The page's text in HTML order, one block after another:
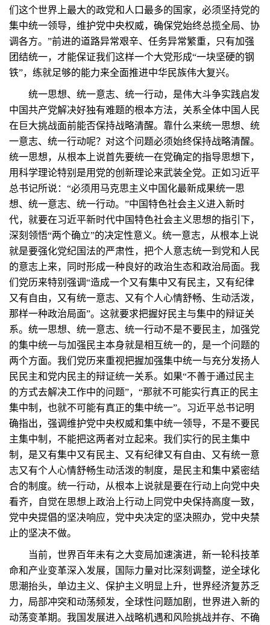
们这个世界上最大的政党和人口最多的国家，必须坚持党的
集中统一领导，维护党中央权威，确保党始终总揽全局、协
调各方。”前进的道路异常艰辛、任务异常繁重，只有加强
团结统一，才能保证我们这样一个大党形成“一块坚硬的钢
铁”，练就足够的能力来全面推进中华民族伟大复兴。
统一思想、统一意志、统一行动，是伟大斗争实践启发
中国共产党解决好独有难题的根本方法，关系全体中国人民
在巨大挑战面前能否保持战略清醒。靠什么来统一思想、统
一意志、统一行动呢？对这个问题必须始终保持战略清醒。
统一思想，从根本上说首先要统一在党确定的指导思想下，
用科学理论特别是用党的创新理论来武装全党。正如习近平
总书记所说：“必须用马克思主义中国化最新成果统一思
想、统一意志、统一行动。”中国特色社会主义进入新时
代，就要在习近平新时代中国特色社会主义思想的指引下，
深刻领悟“两个确立”的决定性意义。统一意志，从根本上说
就是要强化党纪国法的严肃性，把个人意志统一到党和人民
的意志上来，同时形成一种良好的政治生态和政治局面。我
们党历来特别强调“造成一个又有集中又有民主，又有纪律
又有自由，又有统一意志、又有个人心情舒畅、生动活泼，
那样一种政治局面”。这就要求把握好民主与集中的辩证关
系。统一思想、统一意志、统一行动不是不要民主，加强党
的集中统一与加强民主本身就是相互统一的，是一个问题的
两个方面。我们党历来重视把握加强集中统一与充分发扬人
民民主和党内民主的辩证统一关系。如果“不善于通过民主
的方式去解决工作中的问题”，“那就不可能实行真正的民主
集中制，也就不可能有真正的集中统一”。习近平总书记明
确指出，强调维护党中央权威和集中统一领导，不是不要民
主集中制，不能把这两者对立起来。我们实行的民主集中
制，是又有集中又有民主、又有纪律又有自由、又有统一意
志又有个人心情舒畅生动活泼的制度，是民主和集中紧密结
合的制度。统一行动，从根本上说就是要在行动上向党中央
看齐，自觉在思想上政治上行动上同党中央保持高度一致，
党中央提倡的坚决响应，党中央决定的坚决照办，党中央禁
止的坚决不做。
当前，世界百年未有之大变局加速演进，新一轮科技革
命和产业变革深入发展，国际力量对比深刻调整，逆全球化
思潮抬头，单边主义、保护主义明显上升，世界经济复苏乏
力，局部冲突和动荡频发，全球性问题加剧，世界进入新的
动荡变革期。我国发展进入战略机遇和风险挑战并存、不确